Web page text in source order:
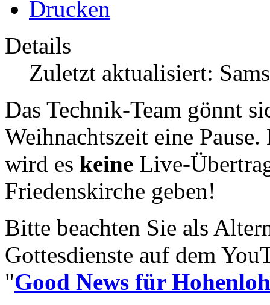
Details
Zuletzt aktualisiert:
Das Technik-Team gönnt
Weihnachtszeit eine
wird es keine Live-
Friedenskirche geben!
Bitte beachten Sie als
Gottesdienste auf dem
"Good News für